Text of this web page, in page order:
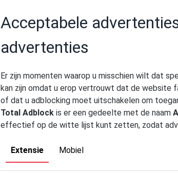
Acceptabele
advertenties
Er zijn momenten waarop u misschien wilt dat
kan zijn omdat u erop vertrouwt dat de website
of dat u adblocking moet uitschakelen om
Total Adblock is er een gedeelte met de naam
effectief op de witte lijst kunt zetten, zodat
Extensie Mobiel